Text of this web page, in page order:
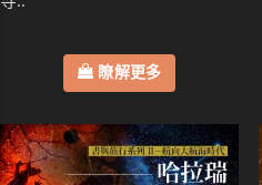
瞭解更多